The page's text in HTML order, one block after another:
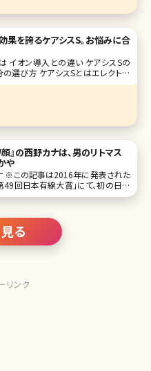
果を誇るケアシスS。お悩みに合
とはエレクトロ
分を導入する施術です。 似たよう
導入がありますが、ケアシスSはそ
と言われています。
顔』の西野カナは、男のリトマス
や
※この記事は2016年に発表された
49回日本有線大賞」にて、初の日本
カナ。デビューした10代の頃から、
ともにファンが多い。なんとなく凄
る
リンク